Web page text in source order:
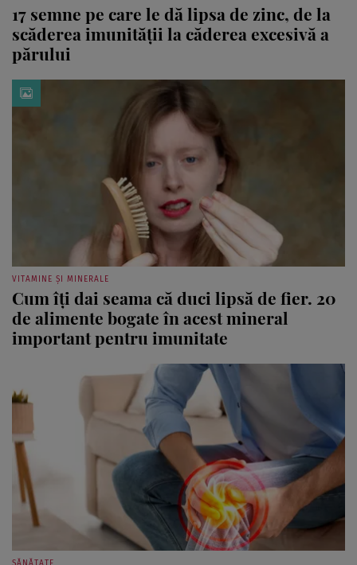
17 semne pe care le dă lipsa de zinc, de la
scăderea imunității la căderea excesivă a
părului
VITAMINE ȘI MINERALE
Cum îți dai seama că duci lipsă de fier. 20
de alimente bogate în acest mineral
important pentru imunitate
SĂNĂTATE